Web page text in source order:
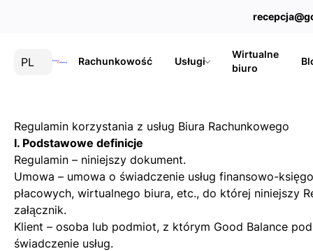
PL Rachunkowość Usługi
Wirtualne
biuro
Regulamin korzystania z usług Biura Rachunkowego
I. Podstawowe definicje
Regulamin – niniejszy dokument.
Umowa – umowa o świadczenie usług finansowo-
płacowych, wirtualnego biura, etc., do której niniejszy
załącznik.
Klient – osoba lub podmiot, z którym Good Balance
świadczenie usług.